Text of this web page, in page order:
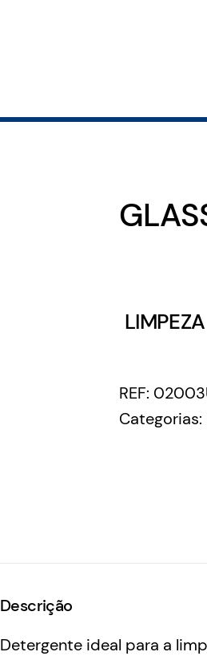
REF:
Categorias:
Descrição
Detergente ideal para a